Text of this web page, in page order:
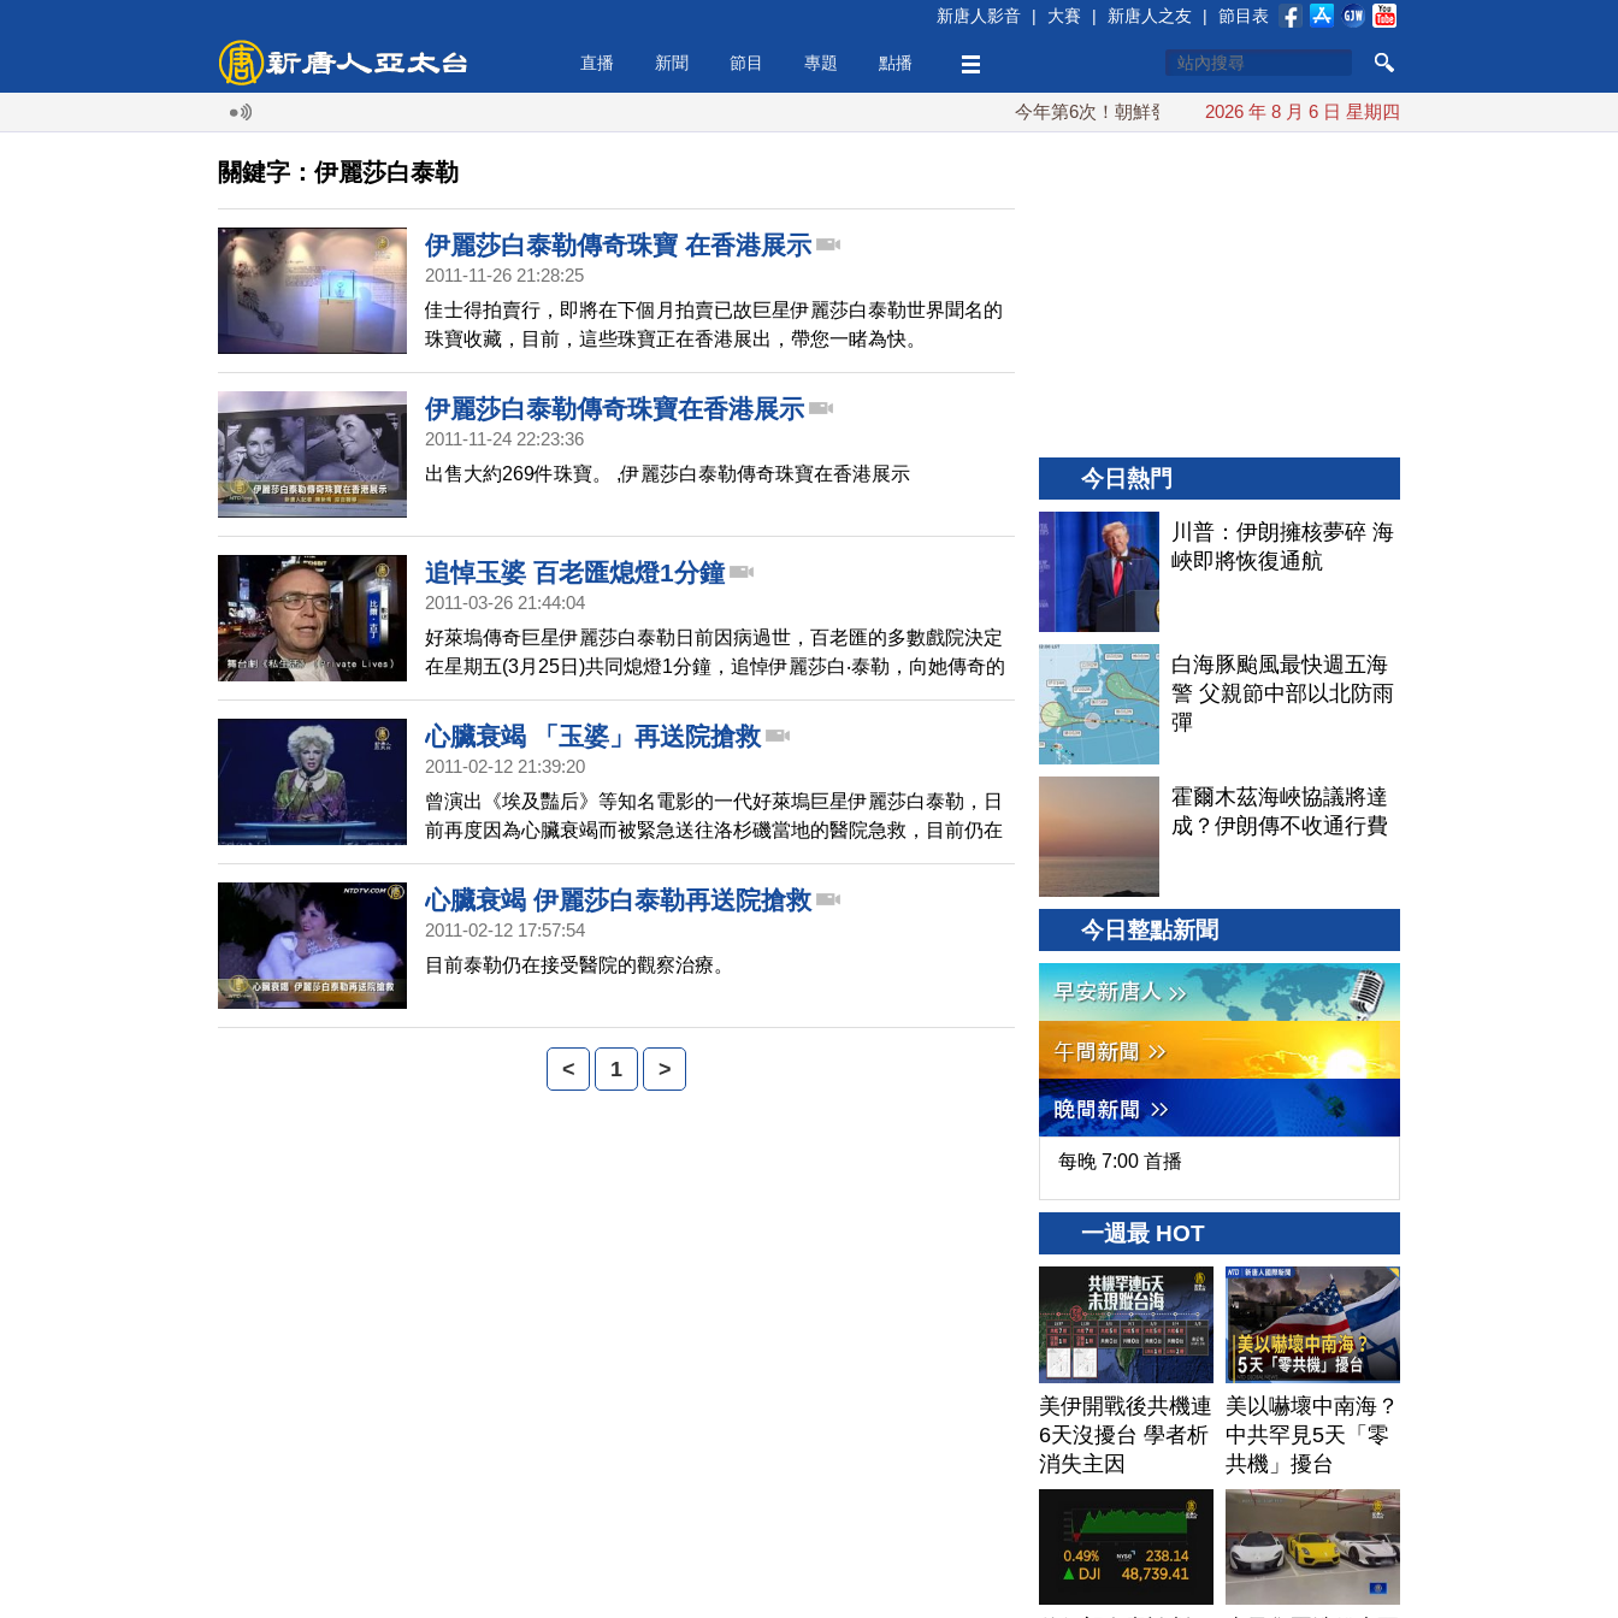
新唐人影音 | 大賽 | 新唐人之友 | 節目表
直播 新聞 節目 專題 點播
今年第6次！朝鮮發射彈道導彈 落日本EEZ外 紅海戰火續升溫 也門胡塞
2026 年 8 月 6 日 星期四
關鍵字：伊麗莎白泰勒
伊麗莎白泰勒傳奇珠寶 在香港展示
2011-11-26 21:28:25
佳士得拍賣行，即將在下個月拍賣已故巨星伊麗莎白泰勒世界聞名的
珠寶收藏，目前，這些珠寶正在香港展出，帶您一睹為快。
伊麗莎白泰勒傳奇珠寶在香港展示
2011-11-24 22:23:36
出售大約269件珠寶。 ,伊麗莎白泰勒傳奇珠寶在香港展示
追悼玉婆 百老匯熄燈1分鐘
2011-03-26 21:44:04
好萊塢傳奇巨星伊麗莎白泰勒日前因病過世，百老匯的多數戲院決定
在星期五(3月25日)共同熄燈1分鐘，追悼伊麗莎白‧泰勒，向她傳奇的
一生致敬。
心臟衰竭 「玉婆」再送院搶救
2011-02-12 21:39:20
曾演出《埃及豔后》等知名電影的一代好萊塢巨星伊麗莎白泰勒，日
前再度因為心臟衰竭而被緊急送往洛杉磯當地的醫院急救，目前仍在
住院治療。再過幾天即將滿79歲的伊麗莎白‧泰勒，近幾年身體健康狀
況一直不佳，不僅出門需要用輪椅代步，兩年前才剛接受過一次心臟
手術。伊麗莎白‧泰勒對好萊塢電影工業貢獻卓著，並曾兩度獲頒奧斯
心臟衰竭 伊麗莎白泰勒再送院搶救
2011-02-12 17:57:54
目前泰勒仍在接受醫院的觀察治療。
< 1 >
今日熱門
川普：伊朗擁核夢碎 海
峽即將恢復通航
白海豚颱風最快週五海
警 父親節中部以北防雨
彈
霍爾木茲海峽協議將達
成？伊朗傳不收通行費
今日整點新聞
每晚 7:00 首播
一週最 HOT
美伊開戰後共機連
6天沒擾台 學者析
消失主因
美以嚇壞中南海？
中共罕見5天「零
共機」擾台